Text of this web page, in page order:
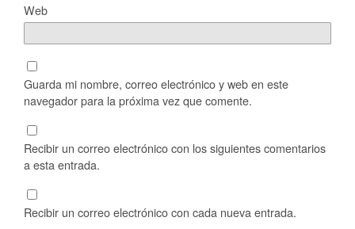
Web
Guarda mi nombre, correo electrónico y web en este
navegador para la próxima vez que comente.
Recibir un correo electrónico con los siguientes comentarios
a esta entrada.
Recibir un correo electrónico con cada nueva entrada.